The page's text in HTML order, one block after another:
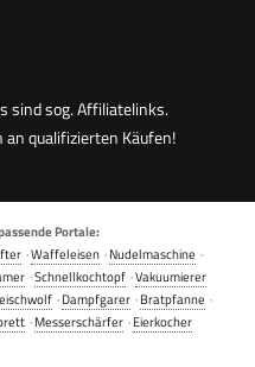
sind sog. Affiliatelinks.
qualifizierten Käufen!
Portale:
·Waffeleisen ·Nudelmaschine ·
·Schnellkochtopf ·Vakuumierer
·Dampfgarer ·Bratpfanne ·
·Messerschärfer ·Eierkocher